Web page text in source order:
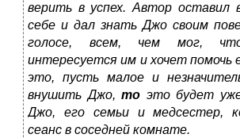
верить в успех. Автор оставил
себе и дал знать Джо своим
голосе, всем, чем мог,
интересуется им и хочет помочь
это, пусть малое и
внушить Джо, то это будет
Джо, его семьи и медсестер,
сеанс в соседней комнате.